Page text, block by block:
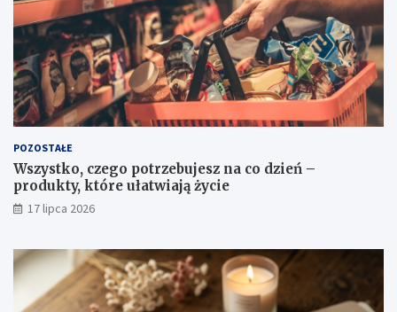
POZOSTAŁE
Wszystko, czego potrzebujesz na co dzień –
produkty, które ułatwiają życie
17 lipca 2026